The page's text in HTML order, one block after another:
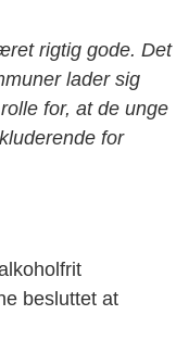
rigtig gode. Det
lader sig
for, at de unge
for
besluttet at